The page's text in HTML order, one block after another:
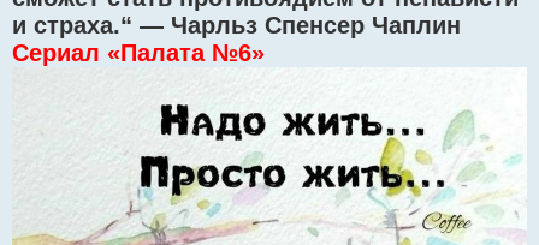
и страха.“ — Чарльз Спенсер Чаплин
Сериал «Палата №6»